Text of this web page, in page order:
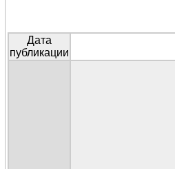
Дата
публикации